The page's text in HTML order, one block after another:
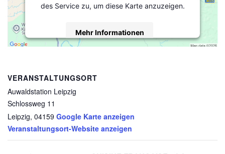
VERANSTALTUNGSORT
Auwaldstation Leipzig
Schlossweg 11
Leipzig, 04159 Google Karte anzeigen
Veranstaltungsort-Website anzeigen
des Service zu, um diese Karte anzuzeigen.
Mehr Informationen
powered byUsercentrics Consent
Management Platform